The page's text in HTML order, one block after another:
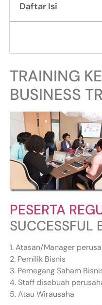
Daftar Isi
TRAINING
BUSINESS
PESERTA
SUCCESSFUL
1. Atasan/Manager
2. Pemilik Bisnis
3. Pemegang Saham
4. Staff disebuah
5. Atau Wirausaha